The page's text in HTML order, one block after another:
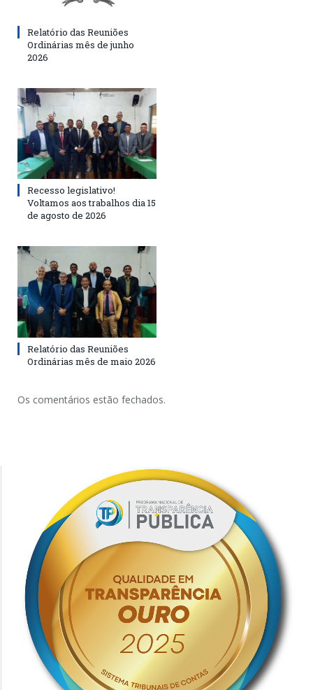
Relatório das Reuniões
Ordinárias mês de junho
2026
Recesso legislativo!
Voltamos aos trabalhos dia 15
de agosto de 2026
Relatório das Reuniões
Ordinárias mês de maio 2026
Os comentários estão fechados.